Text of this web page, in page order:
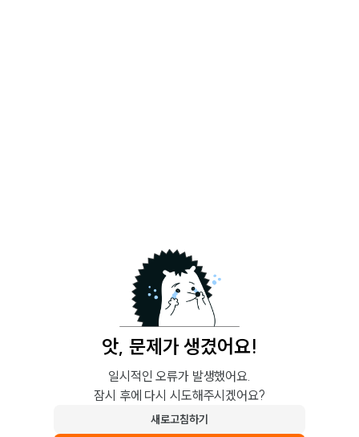
앗, 문제가 생겼어요!
일시적인 오류가 발생했어요.
잠시 후에 다시 시도해주시겠어요?
새로고침하기